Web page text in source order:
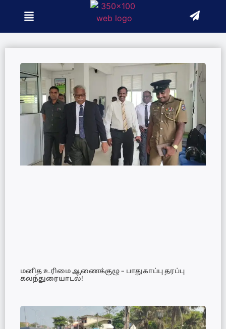
மனித உரிமை ஆணைக்குழு – பாதுகாப்பு தரப்பு
கலந்துரையாடல்!